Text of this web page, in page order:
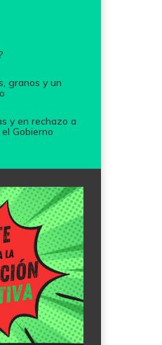
granos y un
y en rechazo a
Gobierno